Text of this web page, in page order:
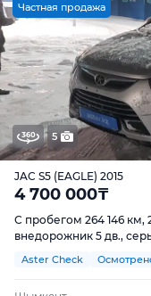
Частная продажа
5
JAC S5 (EAGLE) 2015
4 700 000₸
С пробегом 264 146 км,
внедорожник 5 дв.,
Aster Check